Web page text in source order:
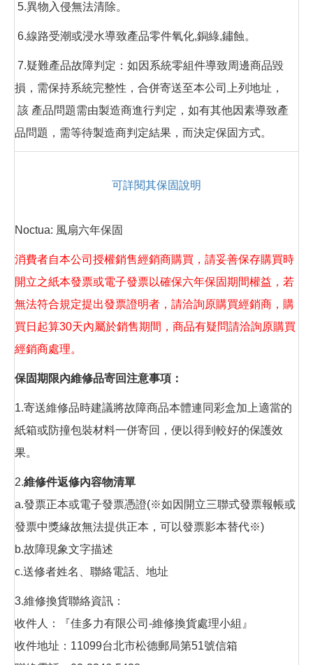
5.異物入侵無法清除。
6.線路受潮或浸水導致產品零件氧化,銅綠,鏽蝕。
7.疑難產品故障判定：如因系統零組件導致周邊商品毀
損，需保持系統完整性，合併寄送至本公司上列地址，
該 產品問題需由製造商進行判定，如有其他因素導致產
品問題，需等待製造商判定結果，而決定保固方式。
可詳閱其保固說明
Noctua: 風扇六年保固
消費者自本公司授權銷售經銷商購買，請妥善保存購買時
開立之紙本發票或電子發票以確保六年保固期間權益，若
無法符合規定提出發票證明者，請洽詢原購買經銷商，購
買日起算30天內屬於銷售期間，商品有疑問請洽詢原購買
經銷商處理。
保固期限內維修品寄回注意事項：
1.寄送維修品時建議將故障商品本體連同彩盒加上適當的
紙箱或防撞包裝材料一併寄回，便以得到較好的保護效
果。
2.維修件返修內容物清單
a.發票正本或電子發票憑證(※如因開立三聯式發票報帳或
發票中獎緣故無法提供正本，可以發票影本替代※)
b.故障現象文字描述
c.送修者姓名、聯絡電話、地址
3.維修換貨聯絡資訊：
收件人：『佳多力有限公司-維修換貨處理小組』
收件地址：11099台北市松德郵局第51號信箱